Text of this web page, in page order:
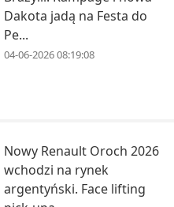
Dakota jadą na Festa do
Pe...
04-06-2026 08:19:08
Nowy Renault Oroch 2026
wchodzi na rynek
argentyński. Face lifting